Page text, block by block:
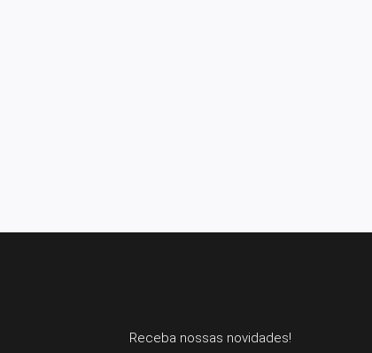
Receba nossas novidades!